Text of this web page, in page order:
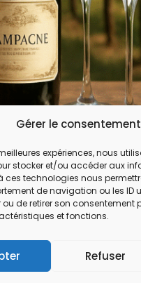
Gérer le
expériences, nous
stocker et/ou accéder aux
ces technologies nous
de navigation ou les ID
de retirer son consentement
et fonctions.
Refuser